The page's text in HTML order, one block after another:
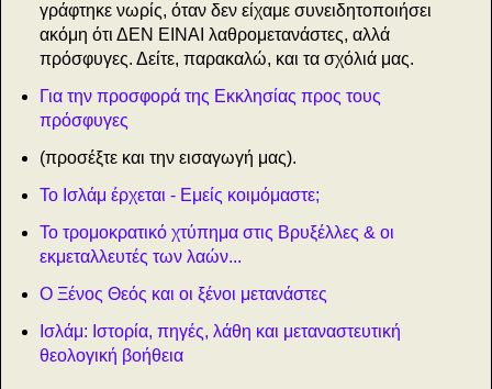
γράφτηκε νωρίς, όταν δεν είχαμε συνειδητοποιήσει
ακόμη ότι ΔΕΝ ΕΙΝΑΙ λαθρομετανάστες, αλλά
πρόσφυγες. Δείτε, παρακαλώ, και τα σχόλιά μας.
Για την προσφορά της Εκκλησίας προς τους
πρόσφυγες
(προσέξτε και την εισαγωγή μας).
Το Ισλάμ έρχεται - Εμείς κοιμόμαστε;
Το τρομοκρατικό χτύπημα στις Βρυξέλλες & οι
εκμεταλλευτές των λαών...
Ο Ξένος Θεός και οι ξένοι μετανάστες
Ισλάμ: Ιστορία, πηγές, λάθη και μεταναστευτική
θεολογική βοήθεια